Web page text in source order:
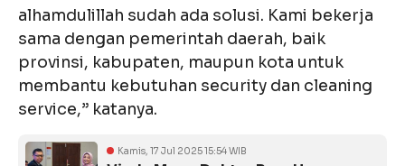
alhamdulillah sudah ada solusi. Kami bekerja
sama dengan pemerintah daerah, baik
provinsi, kabupaten, maupun kota untuk
membantu kebutuhan security dan cleaning
service,” katanya.
Kamis, 17 Jul 2025 15:54 WIB